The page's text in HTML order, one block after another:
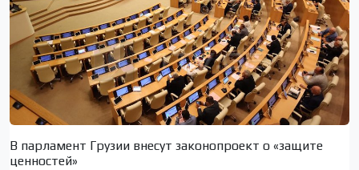
В парламент Грузии внесут законопроект о «защите
ценностей»